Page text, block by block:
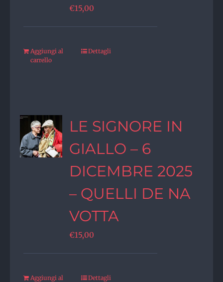
€15,00
Aggiungi al
carrello
Dettagli
LE SIGNORE IN
GIALLO – 6
DICEMBRE 2025
– QUELLI DE NA
VOTTA
€15,00
Aggiungi al
Dettagli